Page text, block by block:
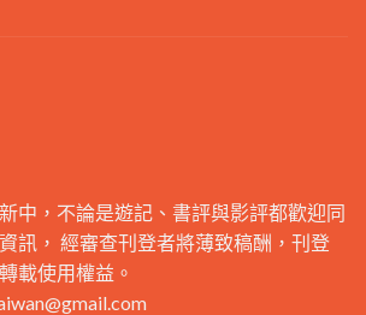
中，不論是遊記、書評與影評都歡迎同
訊， 經審查刊登者將薄致稿酬，刊登
載使用權益。